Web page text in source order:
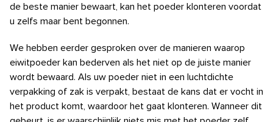
de beste manier bewaart, kan het poeder klonteren voordat
u zelfs maar bent begonnen.
We hebben eerder gesproken over de manieren waarop
eiwitpoeder kan bederven als het niet op de juiste manier
wordt bewaard. Als uw poeder niet in een luchtdichte
verpakking of zak is verpakt, bestaat de kans dat er vocht in
het product komt, waardoor het gaat klonteren. Wanneer dit